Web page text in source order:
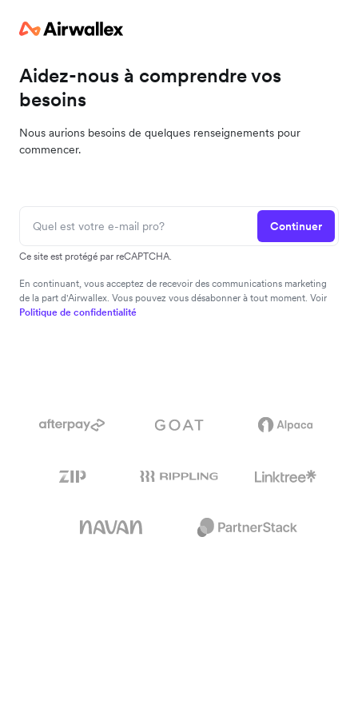
Aidez-nous à comprendre vos
besoins
Nous aurions besoins de quelques renseignements pour
commencer.
Continuer
Ce site est protégé par reCAPTCHA.
En continuant, vous acceptez de recevoir des communications marketing
de la part d'Airwallex. Vous pouvez vous désabonner à tout moment. Voir
Politique de confidentialité